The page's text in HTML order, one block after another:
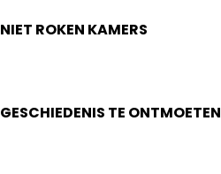
NIET ROKEN KAMERS
GESCHIEDENIS TE ONTMOETEN